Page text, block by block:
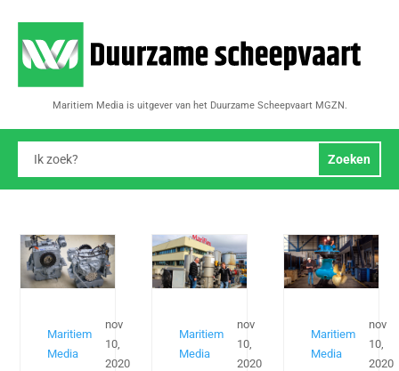
Maritiem Media is uitgever van het Duurzame Scheepvaart MGZN.
Maritiem
Media
nov
10,
2020
Maritiem
Media
nov
10,
2020
Maritiem
Media
nov
10,
2020